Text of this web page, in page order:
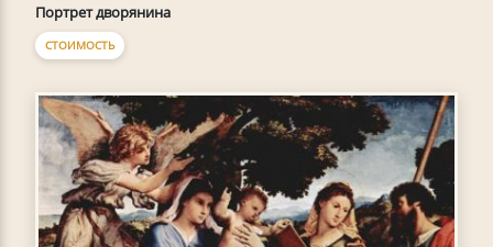
Портрет дворянина
СТОИМОСТЬ